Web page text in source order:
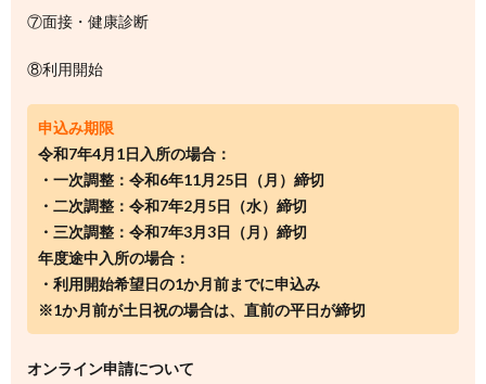
⑦面接・健康診断
⑧利用開始
申込み期限
令和7年4月1日入所の場合：
・一次調整：令和6年11月25日（月）締切
・二次調整：令和7年2月5日（水）締切
・三次調整：令和7年3月3日（月）締切
年度途中入所の場合：
・利用開始希望日の1か月前までに申込み
※1か月前が土日祝の場合は、直前の平日が締切
オンライン申請について